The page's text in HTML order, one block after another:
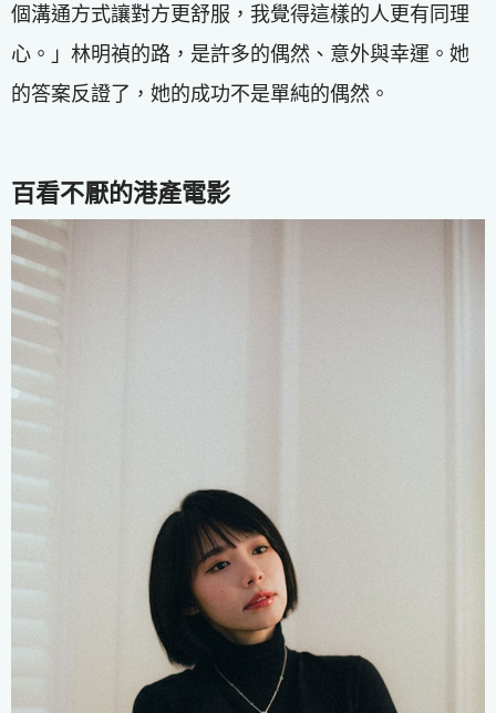
個溝通方式讓對方更舒服，我覺得這樣的人更有同理
心。」林明禎的路，是許多的偶然、意外與幸運。她
的答案反證了，她的成功不是單純的偶然。
百看不厭的港產電影